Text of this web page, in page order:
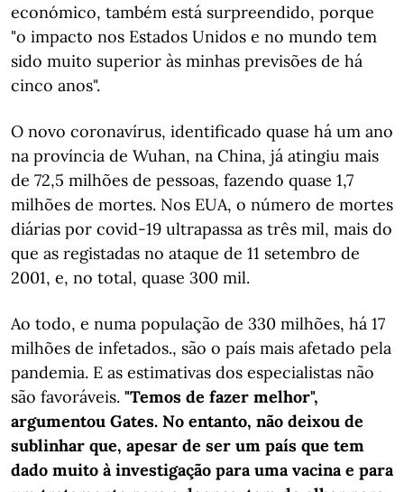
económico, também está surpreendido, porque
"o impacto nos Estados Unidos e no mundo tem
sido muito superior às minhas previsões de há
cinco anos".
O novo coronavírus, identificado quase há um ano
na província de Wuhan, na China, já atingiu mais
de 72,5 milhões de pessoas, fazendo quase 1,7
milhões de mortes. Nos EUA, o número de mortes
diárias por covid-19 ultrapassa as três mil, mais do
que as registadas no ataque de 11 setembro de
2001, e, no total, quase 300 mil.
Ao todo, e numa população de 330 milhões, há 17
milhões de infetados., são o país mais afetado pela
pandemia. E as estimativas dos especialistas não
são favoráveis. "Temos de fazer melhor",
argumentou Gates. No entanto, não deixou de
sublinhar que, apesar de ser um país que tem
dado muito à investigação para uma vacina e para